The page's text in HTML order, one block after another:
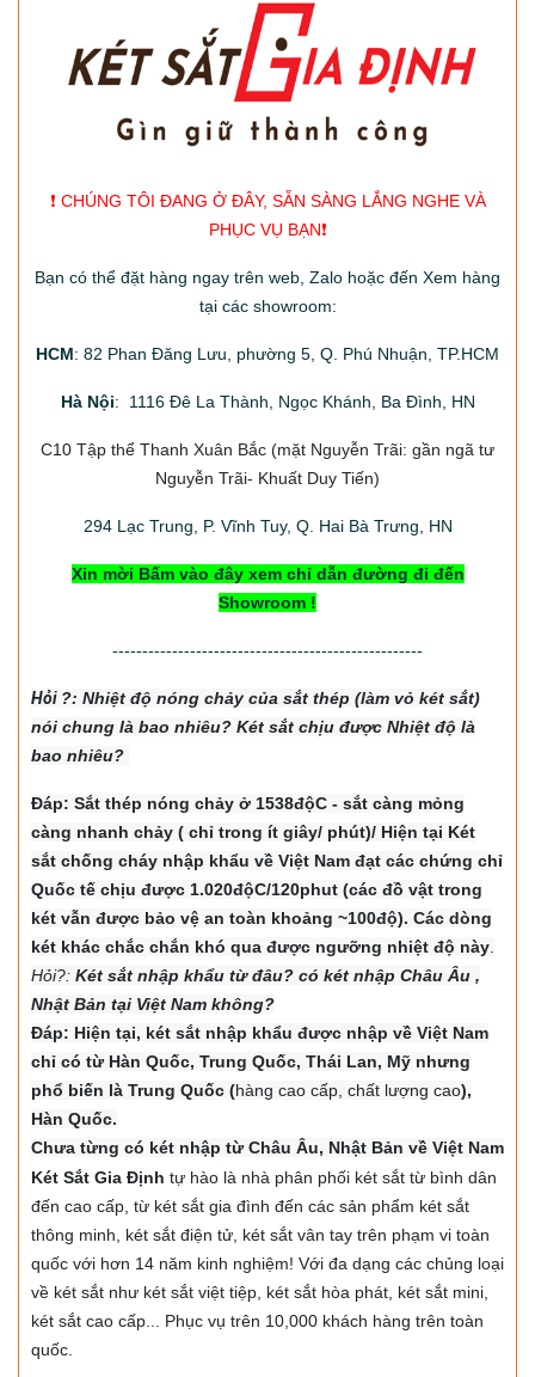
❗️ CHÚNG TÔI ĐANG Ở ĐÂY, SẴN SÀNG LẮNG NGHE VÀ
PHỤC VỤ BẠN❗️
Bạn có thể đặt hàng ngay trên web, Zalo hoặc đến Xem hàng
tại các showroom:
HCM: 82 Phan Đăng Lưu, phường 5, Q. Phú Nhuận, TP.HCM
Hà Nội: 1116 Đê La Thành, Ngọc Khánh, Ba Đình, HN
C10 Tập thể Thanh Xuân Bắc (mặt Nguyễn Trãi: gần ngã tư
Nguyễn Trãi- Khuất Duy Tiến)
294Lạc Trung, P. Vĩnh Tuy, Q. Hai Bà Trưng, HN
Xin mời Bấm vào đây xem chỉ dẫn đường đi đến
Showroom !
----------------------------------------------------
Hỏi ?: Nhiệt độ nóng chảy của sắt thép (làm vỏ két sắt)
nói chung là bao nhiêu? Két sắt chịu được Nhiệt độ là
bao nhiêu?
Đáp: Sắt thép nóng chảy ở 1538độC - sắt càng mỏng
càng nhanh chảy ( chỉ trong ít giây/ phút)/ Hiện tại Két
sắt chống cháy nhập khẩu về Việt Nam đạt các chứng chỉ
Quốc tế chịu được 1.020độC/120phut (các đồ vật trong
két vẫn được bảo vệ an toàn khoảng ~100độ). Các dòng
két khác chắc chắn khó qua được ngưỡng nhiệt độ này.
Hỏi?: Két sắt nhập khẩu từ đâu? có két nhập Châu Âu ,
Nhật Bản tại Việt Nam không?
Đáp: Hiện tại, két sắt nhập khẩu được nhập về Việt Nam
chỉ có từ Hàn Quốc, Trung Quốc, Thái Lan, Mỹ nhưng
phổ biến là Trung Quốc (hàng cao cấp, chất lượng cao),
Hàn Quốc.
Chưa từng có két nhập từ Châu Âu, Nhật Bản về Việt Nam
Két Sắt Gia Định tự hào là nhà phân phối két sắt từ bình dân
đến cao cấp, từ két sắt gia đình đến các sản phẩm két sắt
thông minh, két sắt điện tử, két sắt vân tay trên phạm vi toàn
quốc với hơn 14 năm kinh nghiệm! Với đa dạng các chủng loại
về két sắt như két sắt việt tiệp, két sắt hòa phát, két sắt mini,
két sắt cao cấp... Phục vụ trên 10,000 khách hàng trên toàn
quốc.